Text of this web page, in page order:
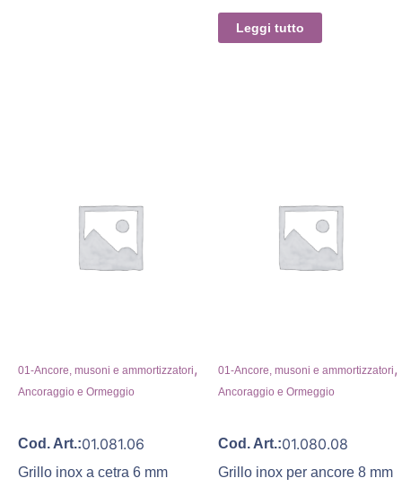
Leggi tutto
01-Ancore, musoni e ammortizzatori,
Ancoraggio e Ormeggio
Cod. Art.:01.081.06
Grillo inox a cetra 6 mm
01-Ancore, musoni e ammortizzatori,
Ancoraggio e Ormeggio
Cod. Art.:01.080.08
Grillo inox per ancore 8 mm